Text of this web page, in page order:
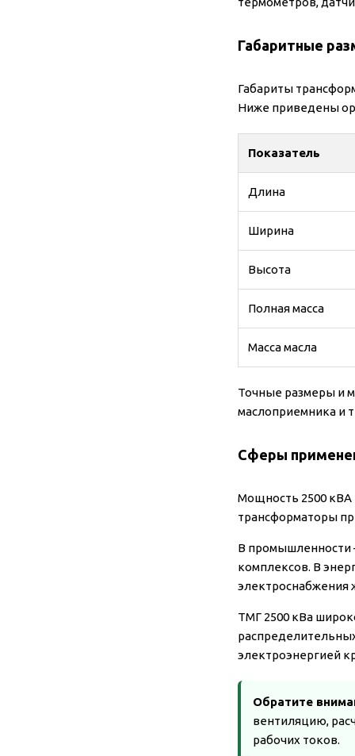
Габаритные
Габариты
Ниже приведены
Показатель
Длина
Ширина
Высота
Полная масса
Масса масла
Точные размеры и
маслоприемника и
Сферы
Мощность 2500 кВА
трансформаторы
В промышленности
комплексов. В
электроснабжения
ТМГ 2500 кВа
электроэнергией
Обратите
вентиляцию,
рабочих токов.